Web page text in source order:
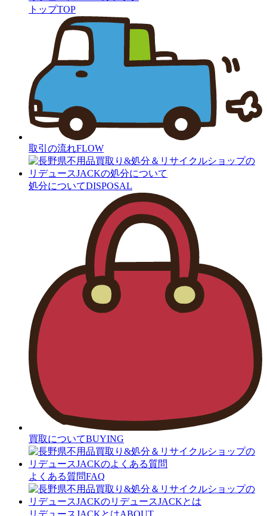
トップTOP
取引の流れFLOW
処分についてDISPOSAL
買取についてBUYING
よくある質問FAQ
リデュースJACKとはABOUT